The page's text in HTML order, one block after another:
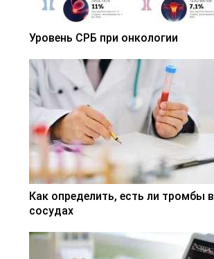
Уровень СРБ при онкологии
Как определить, есть ли тромбы в
сосудах